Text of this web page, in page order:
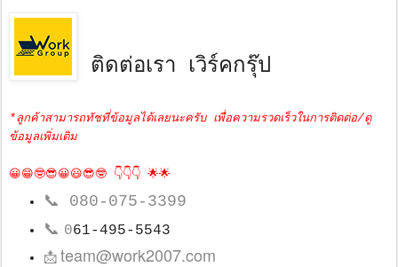
ติดต่อเรา เวิร์คกรุ๊ป
*ลูกค้าสามารถทัชที่ข้อมูลได้เลยนะครับ เพื่อความรวดเร็วในการติดต่อ/ดู
ข้อมูลเพิ่มเติม
😀😁🤓😎😀😃😎🤓 👇👇👇 🌟🌟
📞 080-075-3399
📞 061-495-5543
📩team@work2007.com